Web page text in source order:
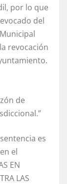
por lo que
del
revocación
de
es
el
EN
LAS